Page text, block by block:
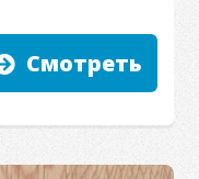
Смотреть